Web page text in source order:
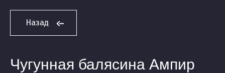
Назад
Чугунная балясина Ампир